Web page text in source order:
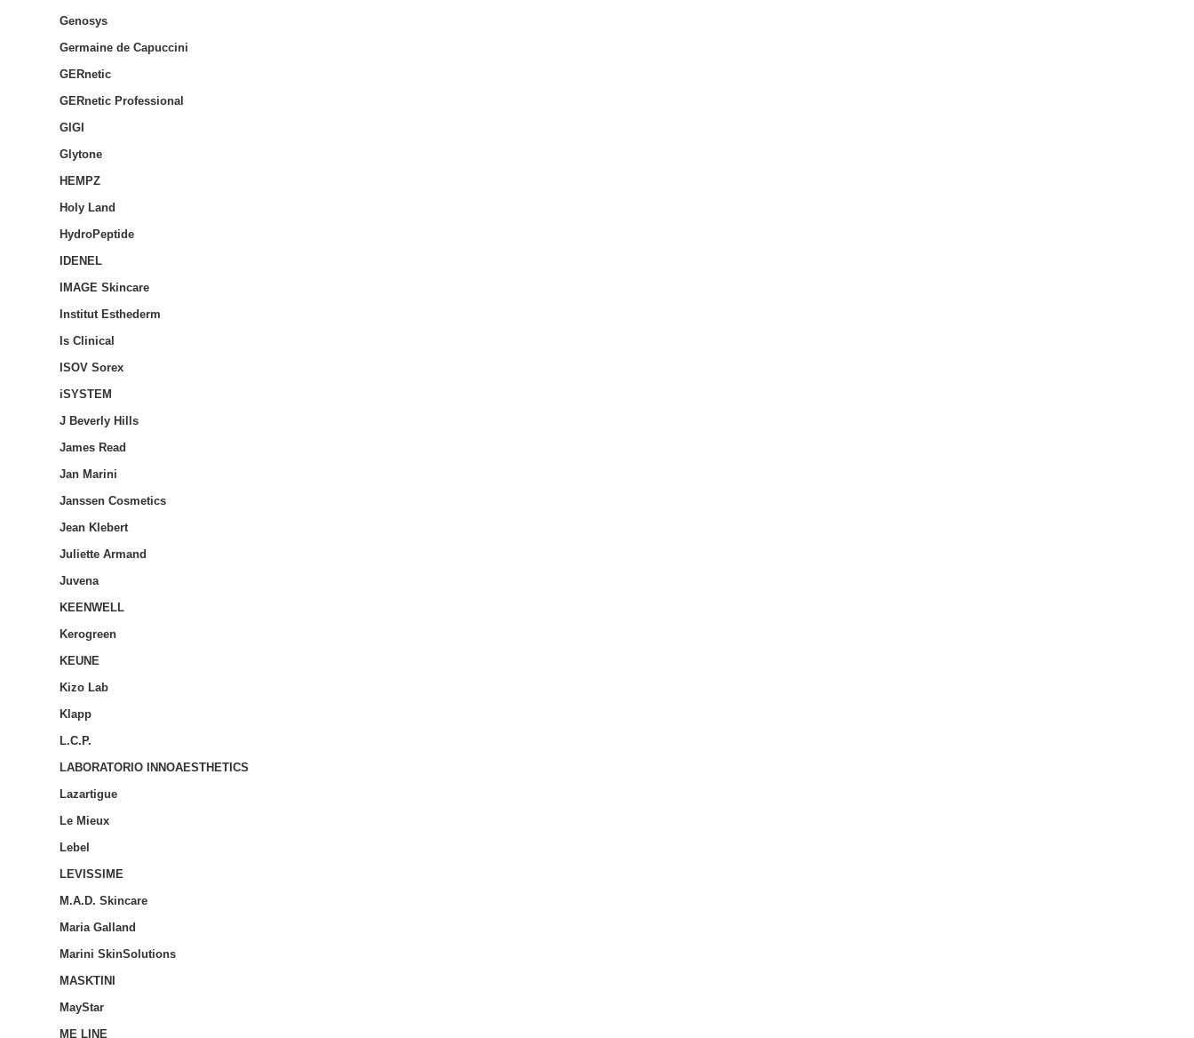
Genosys
Germaine de Capuccini
GERnetic
GERnetic Professional
GIGI
Glytone
HEMPZ
Holy Land
HydroPeptide
IDENEL
IMAGE Skincare
Institut Esthederm
Is Clinical
ISOV Sorex
iSYSTEM
J Beverly Hills
James Read
Jan Marini
Janssen Cosmetics
Jean Klebert
Juliette Armand
Juvena
KEENWELL
Kerogreen
KEUNE
Kizo Lab
Klapp
L.C.P.
LABORATORIO INNOAESTHETICS
Lazartigue
Le Mieux
Lebel
LEVISSIME
M.A.D. Skincare
Maria Galland
Marini SkinSolutions
MASKTINI
MayStar
ME LINE